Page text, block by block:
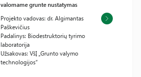
valomame grunte nustatymas
Projekto vadovas: dr. Algimantas
Paškevičius
Padalinys: Biodestruktorių tyrimo
laboratorija
Užsakovas: VšĮ „Grunto valymo
technologijos“